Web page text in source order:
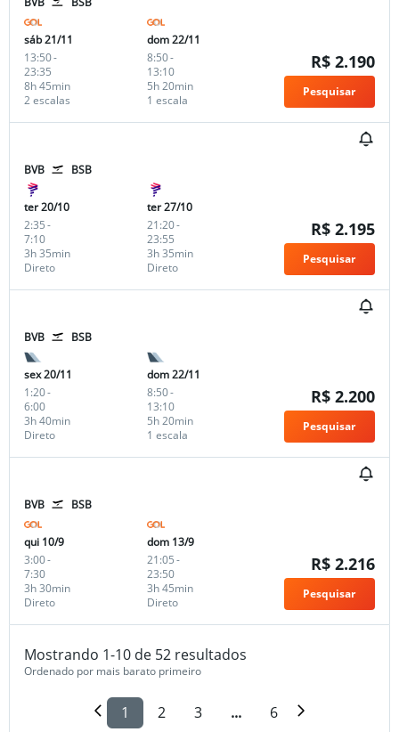
sáb 21/11
13:50-
23:35
2 escalas
8h 45min
dom 22/11
8:50-
13:10
1 escala
5h 20min
R$ 2.190
Pesquisar
BVB BSB
ter 20/10
2:35-
7:10
Direto
3h 35min
ter 27/10
21:20-
23:55
Direto
3h 35min
R$ 2.195
Pesquisar
BVB BSB
sex 20/11
1:20-
6:00
Direto
3h 40min
dom 22/11
8:50-
13:10
1 escala
5h 20min
R$ 2.200
Pesquisar
BVB BSB
qui 10/9
3:00-
7:30
Direto
3h 30min
dom 13/9
21:05-
23:50
Direto
3h 45min
R$ 2.216
Pesquisar
Mostrando 1-10 de 52 resultados
Ordenado por mais barato primeiro
1 2 3 ... 6